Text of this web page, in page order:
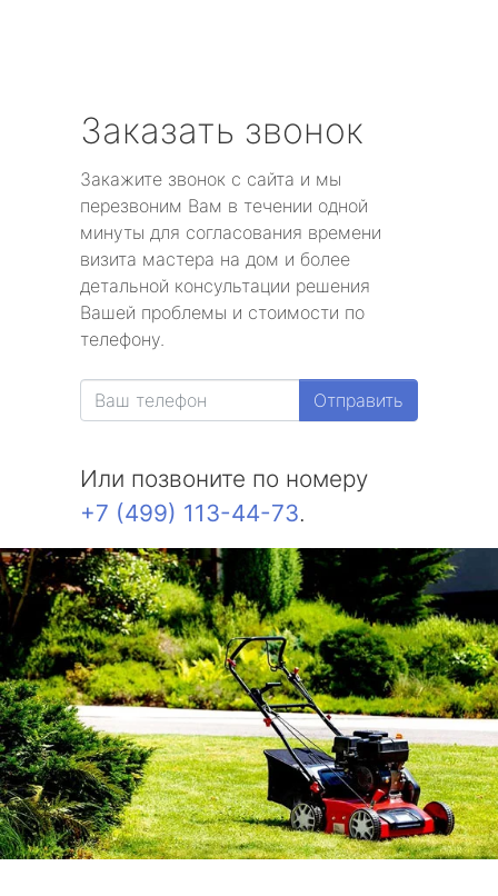
Заказать звонок
Закажите звонок с сайта и мы
перезвоним Вам в течении одной
минуты для согласования времени
визита мастера на дом и более
детальной консультации решения
Вашей проблемы и стоимости по
телефону.
Отправить
Или позвоните по номеру
+7 (499) 113-44-73.